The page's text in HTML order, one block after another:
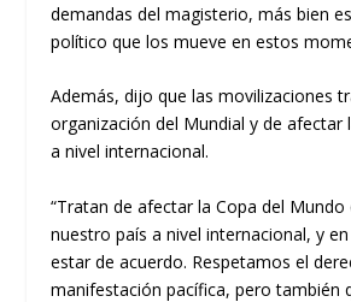
demandas del magisterio, más bien
político que los mueve en estos
Además, dijo que las movilizaciones
organización del Mundial y de afectar
a nivel internacional.
“Tratan de afectar la Copa del
nuestro país a nivel internacional, y
estar de acuerdo. Respetamos el
manifestación pacífica, pero también